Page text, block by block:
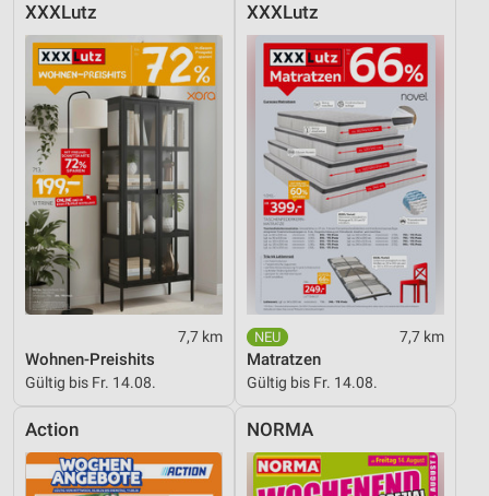
XXXLutz
7,7 km
Wohnen-Preishits
Gültig bis Fr. 14.08.
XXXLutz
7,7 km
Matratzen
Gültig bis Fr. 14.08.
Action NORMA